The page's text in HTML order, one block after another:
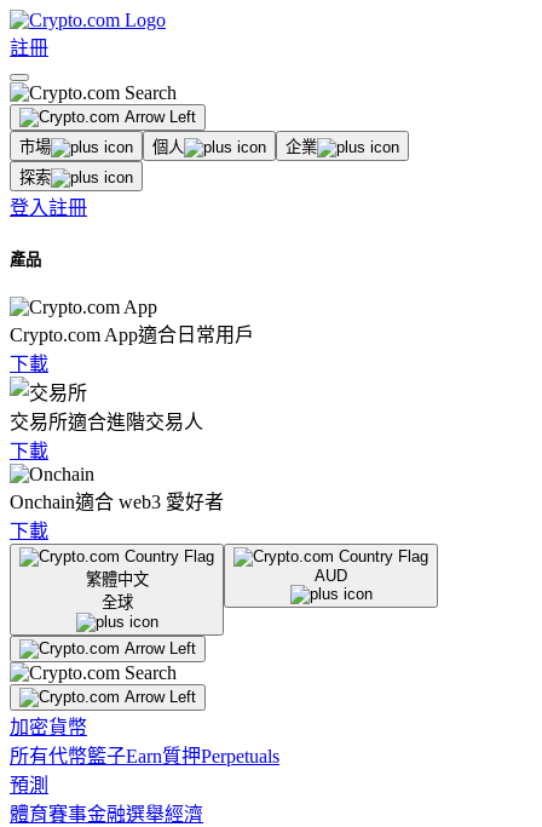
註冊
市場 個人
企業
探索
登入註冊
產品
Crypto.com App適合日常用戶
下載
交易所適合進階交易人
下載
Onchain適合 web3 愛好者
下載
繁體中文
全球
AUD
加密貨幣
所有代幣籃子Earn質押Perpetuals
預測
體育賽事金融選舉經濟